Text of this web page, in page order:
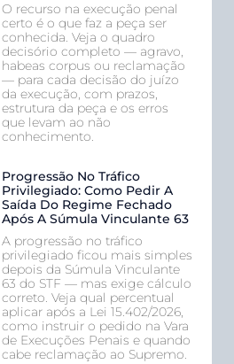
O recurso na execução penal
certo é o que faz a peça ser
conhecida. Veja o quadro
decisório completo — agravo,
habeas corpus ou reclamação
— para cada decisão do juízo
da execução, com prazos,
estrutura da peça e os erros
que levam ao não
conhecimento.
Progressão No Tráfico
Privilegiado: Como Pedir A
Saída Do Regime Fechado
Após A Súmula Vinculante 63
A progressão no tráfico
privilegiado ficou mais simples
depois da Súmula Vinculante
63 do STF — mas exige cálculo
correto. Veja qual percentual
aplicar após a Lei 15.402/2026,
como instruir o pedido na Vara
de Execuções Penais e quando
cabe reclamação ao Supremo.